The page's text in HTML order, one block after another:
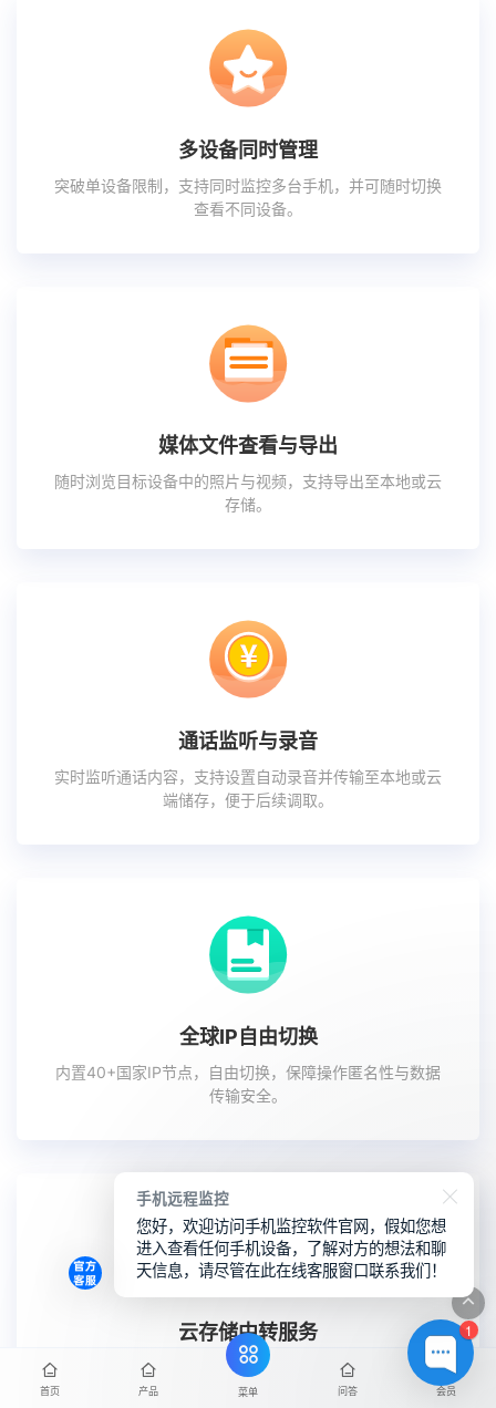
多设备同时管理
突破单设备限制，支持同时监控多台手机，并可随时切换
查看不同设备。
媒体文件查看与导出
随时浏览目标设备中的照片与视频，支持导出至本地或云
存储。
通话监听与录音
实时监听通话内容，支持设置自动录音并传输至本地或云
端储存，便于后续调取。
全球IP自由切换
内置40+国家IP节点，自由切换，保障操作匿名性与数据
传输安全。
云存储中转服务
数据可通过加密中转服务器传输，也可直接下载至本地，
有效降低泄露风险。
首页 产品 菜单 问答 会员
1
手机远程监控
您好，欢迎访问手机监控软件官网，假如您想
进入查看任何手机设备，了解对方的想法和聊
天信息，请尽管在此在线客服窗口联系我们！